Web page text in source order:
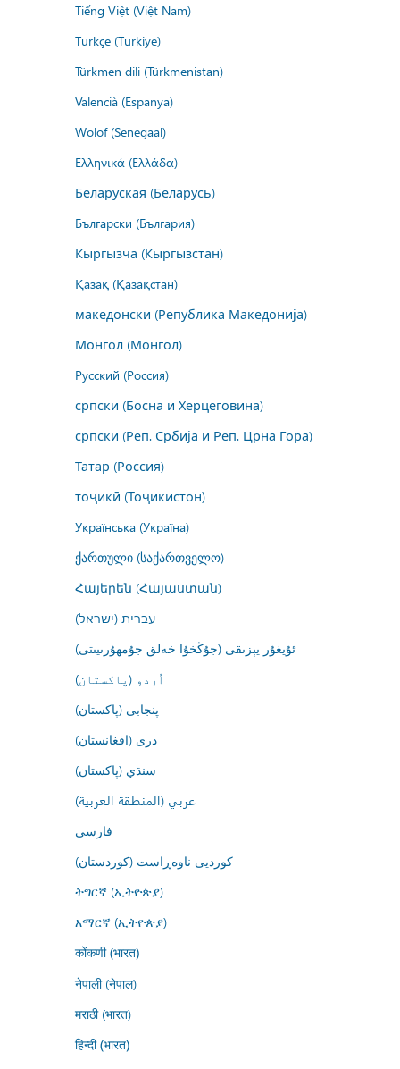
Tiếng Việt (Việt Nam)
Türkçe (Türkiye)
Türkmen dili (Türkmenistan)
Valencià (Espanya)
Wolof (Senegaal)
Ελληνικά (Ελλάδα)
Беларуская (Беларусь)
Български (България)
Кыргызча (Кыргызстан)
Қазақ (Қазақстан)
македонски (Република Македонија)
Монгол (Монгол)
Русский (Россия)
српски (Босна и Херцеговина)
српски (Реп. Србија и Реп. Црна Гора)
Татар (Россия)
тоҷикӣ (Тоҷикистон)
Українська (Україна)
ქართული (საქართველო)
Հայերեն (Հայաստան)
עברית (ישראל)
ئۇيغۇر يېزىقى (جۇڭخۇا خەلق جۇمھۇرىيىتى)
اُردو (پاکستان)
پنجابی (پاکستان)
درى (افغانستان)
سنڌي (پاکستان)
عربي (المنطقة العربية)
فارسى
کوردیی ناوەڕاست (کوردستان)
ትግርኛ (ኢትዮጵያ)
አማርኛ (ኢትዮጵያ)
कोंकणी (भारत)
नेपाली (नेपाल)
मराठी (भारत)
हिन्दी (भारत)